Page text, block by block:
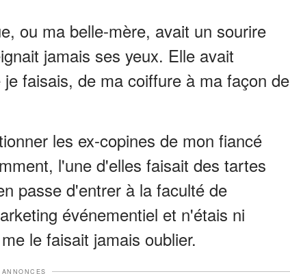
ou ma belle-mère, avait un sourire
jamais ses yeux. Elle avait
faisais, de ma coiffure à ma façon de
les ex-copines de mon fiancé
l'une d'elles faisait des tartes
passe d'entrer à la faculté de
événementiel et n'étais ni
le faisait jamais oublier.
ANNONCES